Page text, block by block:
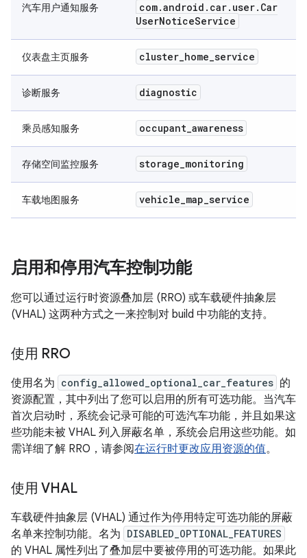
汽车用户通知服务 com.android . car. user. Car
UserNoticeService
仪表盘主页服务 cluster_home_service
诊断服务 diagnostic
乘员感知服务 occupant_awareness
存储空间监控服务 storage_monitoring
车载地图服务 vehicle_map_service
启用和停用汽车控制功能
您可以通过运行时资源叠加层 (RRO) 或车载硬件抽象层
(VHAL) 这两种方式之一来控制对 build 中功能的支持。
使用 RRO
使用名为 config_allowed_optional_car_features 的
资源配置，其中列出了您可以启用的所有可选功能。当汽车
首次启动时，系统会记录可能的可选汽车功能，并且如果这
些功能未被 VHAL 列入屏蔽名单，系统会启用这些功能。如
需详细了解 RRO，请参阅在运行时更改应用资源的值。
使用 VHAL
车载硬件抽象层 (VHAL) 通过作为停用特定可选功能的屏蔽
名单来控制功能。名为 DISABLED_OPTIONAL_FEATURES
的 VHAL 属性列出了叠加层中要被停用的可选功能。如果此